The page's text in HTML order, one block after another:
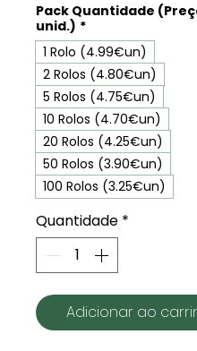
Pack Quantidade
unid.) *
1 Rolo (4.99€un)
2 Rolos (4.80€un)
5 Rolos (4.75€un)
10 Rolos (4.70€un)
20 Rolos (4.25€un)
50 Rolos (3.90€un)
100 Rolos (3.25€un)
Quantidade *
Adicionar ao